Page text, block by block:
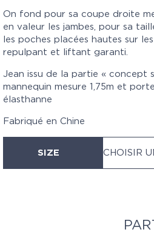
On fond pour sa coupe droite
en valeur les jambes, pour sa
les poches placées hautes sur
repulpant et liftant garanti.
Jean issu de la partie « concept
mannequin mesure 1,75m et
élasthanne
Fabriqué en Chine
SIZE